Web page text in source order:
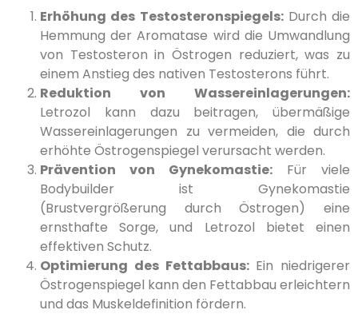
Erhöhung des Testosteronspiegels:Durch die
Hemmung der Aromatase wird die Umwandlung
von Testosteron in Östrogen reduziert, was zu
einem Anstieg des nativen Testosterons führt.
Reduktion von Wassereinlagerungen:
Letrozol kann dazu beitragen, übermäßige
Wassereinlagerungen zu vermeiden, die durch
erhöhte Östrogenspiegel verursacht werden.
Prävention von Gynekomastie: Für viele
Bodybuilder ist Gynekomastie
(Brustvergrößerung durch Östrogen) eine
ernsthafte Sorge, und Letrozol bietet einen
effektiven Schutz.
Optimierung des Fettabbaus:Ein niedrigerer
Östrogenspiegel kann den Fettabbau erleichtern
und das Muskeldefinition fördern.